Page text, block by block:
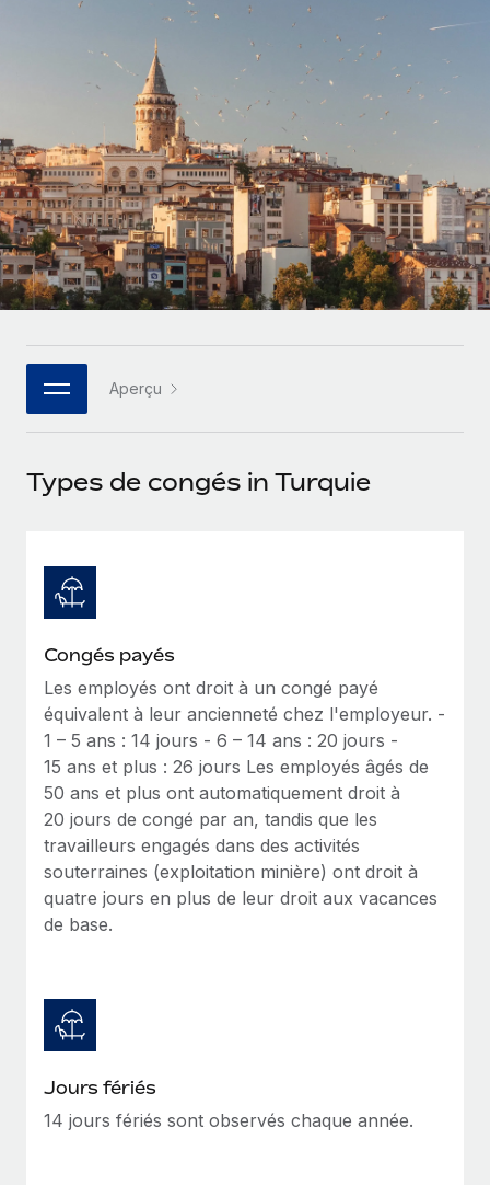
Gestion des freelances
Intégrez et gérez vos freelances partout dans le monde
Sous-traitez les opérations complexes liées à l’emploi
INFRASTRUCTURE
Intégration Remote
Intégrez vos RH aux flux de travail en toute simplicité
Plateforme
Des fonctions RH clés intégrées pour votre équipe
Connectez n'importe quel outil d’IA à Remote grâce à
notre MCP
Rationalisez vos processus avec des outils essentiels
Demandez aux experts
Recevez des conseils d’experts sur les RH à
l’international et la conformité
Contrôles d’antécédents
Simplifiez vos processus de présélection des
candidats
Remote Watchtower
Gardez un temps d’avance sur les risques en
matière de conformité
Gestion des appareils
Achetez et suivez vos équipements informatiques
Création d’entité
Établissez des entités rapidement et en toute
conformité
Mobilité et déménagement international
Organisez facilement le déménagement de vos
Comparer Remote
Examinez notre service par rapport aux autres
CROISSANCE
Start-ups
Des solutions agiles et internationales pour les RH et la
paie des entreprises en pleine croissance
Entreprises intermédiaires
Développez vos équipes avec des solutions RH sur
mesure
Entreprise
Les RH à l’international pour les grandes entreprises
Partenaires stratégiques de la tech
Remote Build
Conseil en intégrations et automatisations assistées par
ÉTUDES DE CAS
Calculateur de paiement des freelances
Découvrez les devises disponibles et les vitesses de
paiement pour vos freelances internationaux
APPRENDRE AVEC REMOTE
Recherche et guides
Études de cas
Checklists et modèles
Descriptions de postes
Événements
Données sur les salaires et les talents
Obtenir de l’aide
Voir toutes les ressources
BLOG
Paie multipays
EOR et PEO
Gestion des freelances
Explorer le blog
BLOG
Mises à jour des produits de Remote :
Deutsch
Español
Italiano
Português (Portugal)
日本語
한국어
Aperçu
Types de congés in Turquie
Congés payés
Les employés ont droit à un congé payé
équivalent à leur ancienneté chez l'employeur. -
1 – 5 ans : 14 jours - 6 – 14 ans : 20 jours -
15 ans et plus : 26 jours Les employés âgés de
50 ans et plus ont automatiquement droit à
20 jours de congé par an, tandis que les
travailleurs engagés dans des activités
souterraines (exploitation minière) ont droit à
quatre jours en plus de leur droit aux vacances
de base.
Jours fériés
14 jours fériés sont observés chaque année.